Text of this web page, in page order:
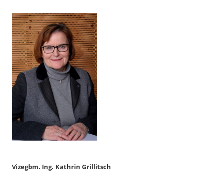
Vizegbm. Ing. Kathrin Grillitsch